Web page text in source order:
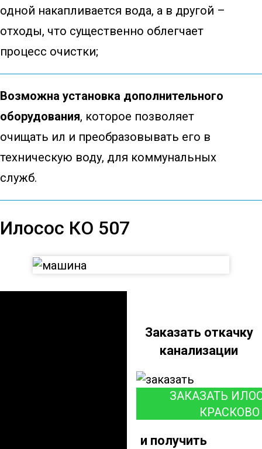
одной накапливается вода, а в другой –
отходы, что существенно облегчает
процесс очистки;
Возможна установка дополнительного
оборудования, которое позволяет
очищать ил и преобразовывать его в
техническую воду, для коммунальных
служб.
Илосос КО 507
Заказать откачку
канализации
ЗАКАЗАТЬ
КРАСКОВО
и получить